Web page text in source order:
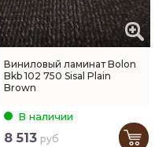
Виниловый ламинат Bolon
Bkb 102 750 Sisal Plain
Brown
В наличии
8 513 руб